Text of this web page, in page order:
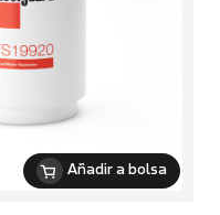
Añadir a bolsa